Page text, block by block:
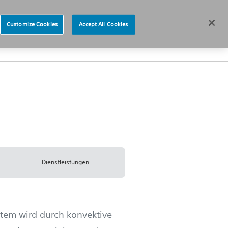
Dienstleistungen
wird durch konvektive
Customize Cookies Accept All Cookies